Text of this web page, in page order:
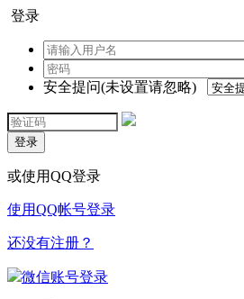
登录
安全提问(未设置请忽略)
登录
或使用QQ登录
使用QQ帐号登录
还没有注册？
微信账号登录